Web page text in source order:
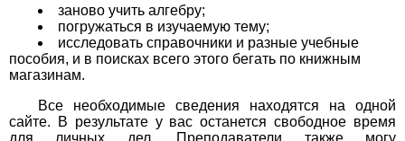
2 3 4 5 6 7 8
Экология
2 3 4 5 6 7 8 9 10
11
заново учить алгебру;
погружаться в изучаемую тему;
исследовать справочники и разные учебные
пособия, и в поисках всего этого бегать по книжным
магазинам.
Все необходимые сведения находятся на одной
сайте. В результате у вас останется свободное время
для личных дел. Преподаватели также могу